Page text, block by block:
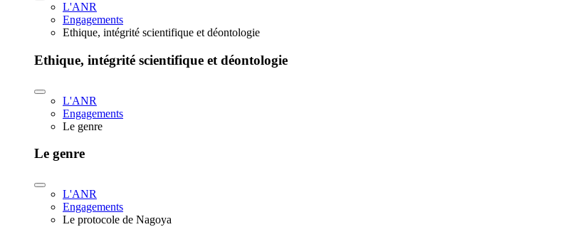
L'ANR
Engagements
Ethique, intégrité scientifique et déontologie
Ethique, intégrité scientifique et déontologie
L'ANR
Engagements
Le genre
Le genre
L'ANR
Engagements
Le protocole de Nagoya